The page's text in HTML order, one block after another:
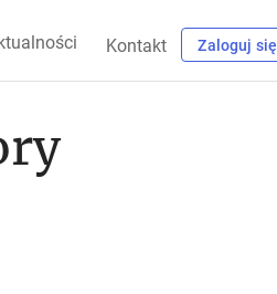
Kontakt Zaloguj się